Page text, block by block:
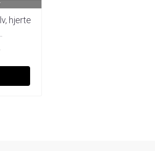
hjerte